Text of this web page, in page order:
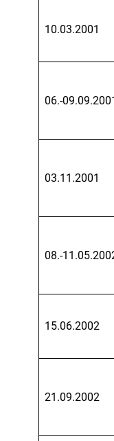
10.03.2001
06.-09.09.2001
03.11.2001
08.-
15.06.2002
21.09.2002